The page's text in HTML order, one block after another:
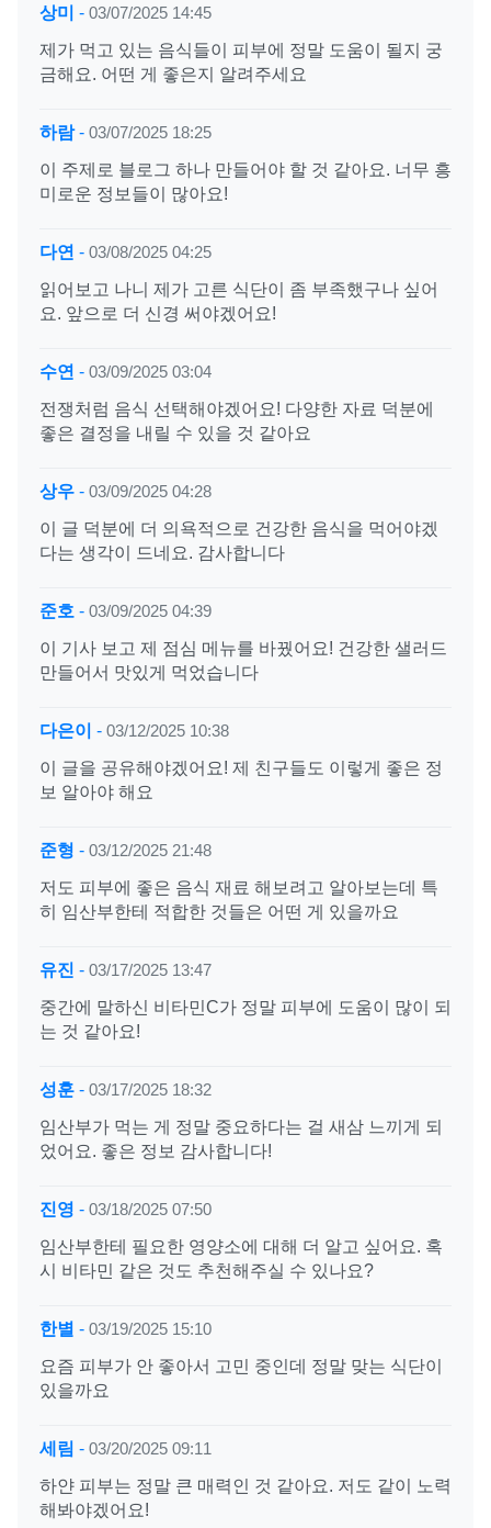
상미 - 03/07/2025 14:45
제가 먹고 있는 음식들이 피부에 정말 도움이 될지 궁
금해요. 어떤 게 좋은지 알려주세요
하람- 03/07/2025 18:25
이 주제로 블로그 하나 만들어야 할 것 같아요. 너무 흥
미로운 정보들이 많아요!
다연 - 03/08/2025 04:25
읽어보고 나니 제가 고른 식단이 좀 부족했구나 싶어
요. 앞으로 더 신경 써야겠어요!
수연 - 03/09/2025 03:04
전쟁처럼 음식 선택해야겠어요! 다양한 자료 덕분에
좋은 결정을 내릴 수 있을 것 같아요
상우 - 03/09/2025 04:28
이 글 덕분에 더 의욕적으로 건강한 음식을 먹어야겠
다는 생각이 드네요. 감사합니다
준호 - 03/09/2025 04:39
이 기사 보고 제 점심 메뉴를 바꿨어요! 건강한 샐러드
만들어서 맛있게 먹었습니다
다은이 - 03/12/2025 10:38
이 글을 공유해야겠어요! 제 친구들도 이렇게 좋은 정
보 알아야 해요
준형 - 03/12/2025 21:48
저도 피부에 좋은 음식 재료 해보려고 알아보는데 특
히 임산부한테 적합한 것들은 어떤 게 있을까요
유진 - 03/17/2025 13:47
중간에 말하신 비타민C가 정말 피부에 도움이 많이 되
는 것 같아요!
성훈 - 03/17/2025 18:32
임산부가 먹는 게 정말 중요하다는 걸 새삼 느끼게 되
었어요. 좋은 정보 감사합니다!
진영 - 03/18/2025 07:50
임산부한테 필요한 영양소에 대해 더 알고 싶어요. 혹
시 비타민 같은 것도 추천해주실 수 있나요?
한별 - 03/19/2025 15:10
요즘 피부가 안 좋아서 고민 중인데 정말 맞는 식단이
있을까요
세림 - 03/20/2025 09:11
하얀 피부는 정말 큰 매력인 것 같아요. 저도 같이 노력
해봐야겠어요!